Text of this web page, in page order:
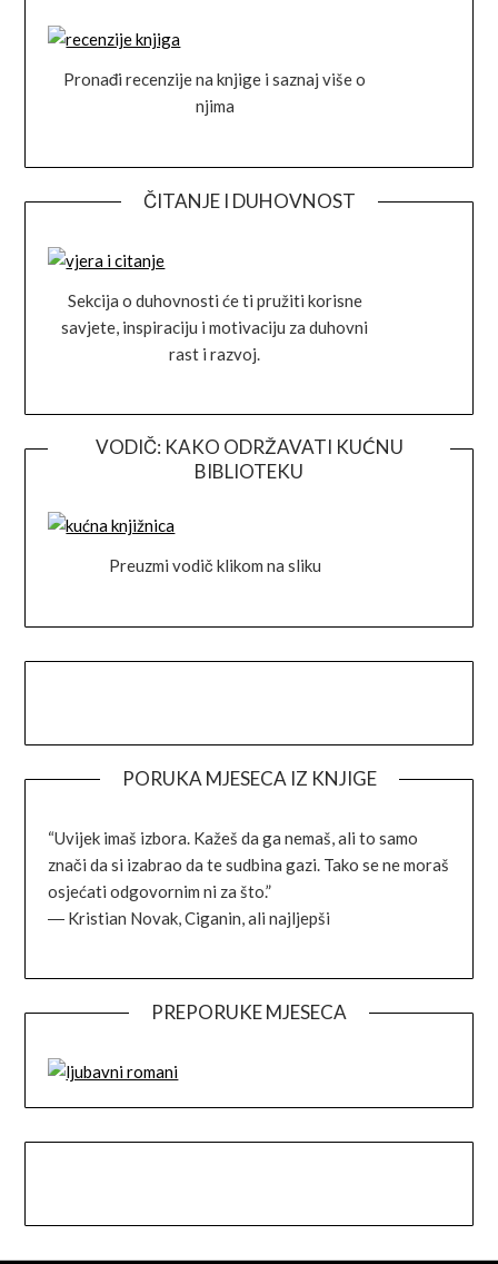
Pronađi recenzije na knjige i saznaj više o
njima
ČITANJE I DUHOVNOST
Sekcija o duhovnosti će ti pružiti korisne
savjete, inspiraciju i motivaciju za duhovni
rast i razvoj.
VODIČ: KAKO ODRŽAVATI KUĆNU
BIBLIOTEKU
Preuzmi vodič klikom na sliku
PORUKA MJESECA IZ KNJIGE
“Uvijek imaš izbora. Kažeš da ga nemaš, ali to samo
znači da si izabrao da te sudbina gazi. Tako se ne moraš
osjećati odgovornim ni za što.”
― Kristian Novak,Ciganin, ali najljepši
PREPORUKE MJESECA